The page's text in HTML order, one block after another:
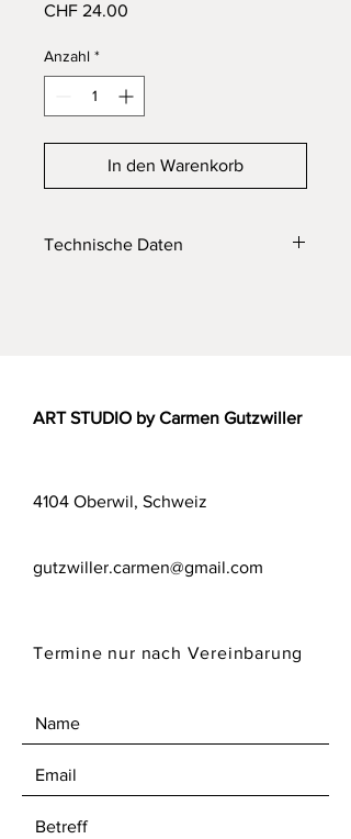
CHF 24.00
Anzahl *
In den Warenkorb
Technische Daten
ART STUDIO by Carmen Gutzwiller
4104 Oberwil, Schweiz
gutzwiller.carmen@gmail.com
Termine nur nach Vereinbarung